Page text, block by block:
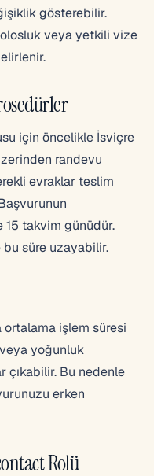
gösterebilir.
veya yetkili vize
için öncelikle İsviçre
randevu
evraklar teslim
takvim günüdür.
süre uzayabilir.
işlem süresi
yoğunluk
çıkabilir. Bu nedenle
erken
Rolü